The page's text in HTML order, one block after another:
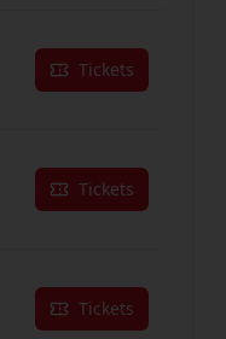
Tickets
Tickets
Tickets